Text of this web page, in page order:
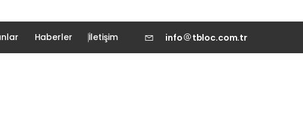
Haberler İletişim info tbloc.com.tr